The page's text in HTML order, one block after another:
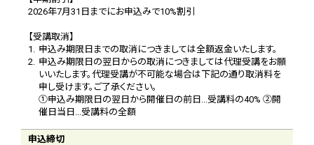
2026年7月31日までにお申込みで10%割引
【受講取消】
1. 申込み期限日までの取消につきましては全額返金いたします。
2. 申込み期限日の翌日からの取消につきましては代理受講をお願
いいたします。代理受講が不可能な場合は下記の通り取消料を
申し受けます。ご了承ください。
①申込み期限日の翌日から開催日の前日...受講料の40% ②開
催日当日...受講料の全額
申込締切